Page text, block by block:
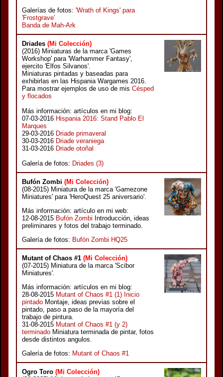
Galerías de fotos: 'Wrath of Kings' para
'Frostgrave'
Banda de Mah-Ark
Driades (Mi Colección)
(2016) Miniaturas de la marca 'Games
Workshop' para 'Warhammer Fantasy',
ejercito 'Elfos Silvanos'.
Miniaturas pintadas y baseadas para
exhibirlas en las Hispania Wargames 2016.
Para mostrar ejemplos de uso de mis Césped
y flocados
Más información: artículos en mi blog:
07-03-2016 Hispania 2016: Stand Pablo El
Marques
29-03-2016 Driade primaveral
30-03-2016 Driade veraniega
31-03-2016 Driade otoñal
Galería de fotos: Driades (3)
Bufón Zombi (Mi Colección)
(08-2015) Miniatura de la marca 'Gamezone
Miniatures' para 'HeroQuest 25 aniversario'.
Más información: artículo en mi web:
12-08-2015 Bufón Zombi Introducción, ideas
preliminares y fotos del trabajo terminado.
Galería de fotos: Bufón Zombi HQ25
Mutant of Chaos #1 (Mi Colección)
(07-2015) Miniatura de la marca 'Scibor
Miniatures'.
Más información: artículos en mi blog:
28-08-2015 Mutant of Chaos #1 (1) Inicio
pintado Montaje, ideas previas sobre el
pintado, paso a paso de la mayoría del
trabajo de pintura.
31-08-2015 Mutant of Chaos #1 (y 2)
terminado Miniatura terminada de pintar, fotos
desde distintos angulos.
Galería de fotos: Mutant of Chaos #1
Ogro Toro (Mi Colección)